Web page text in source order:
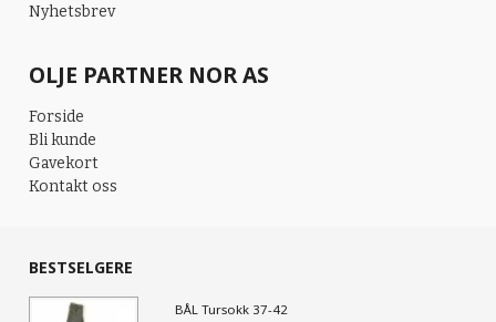
Nyhetsbrev
OLJE PARTNER NOR AS
Forside
Bli kunde
Gavekort
Kontakt oss
BESTSELGERE
BÅL Tursokk 37-42